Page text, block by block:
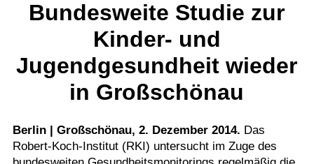
Menüpunkte
Politik
Wirtschaft
Gesundheit
Bundesweite Studie zur
Kinder- und
Jugendgesundheit wieder
in Großschönau
Berlin | Großschönau, 2. Dezember 2014. Das
Robert-Koch-Institut (RKI) untersucht im Zuge des